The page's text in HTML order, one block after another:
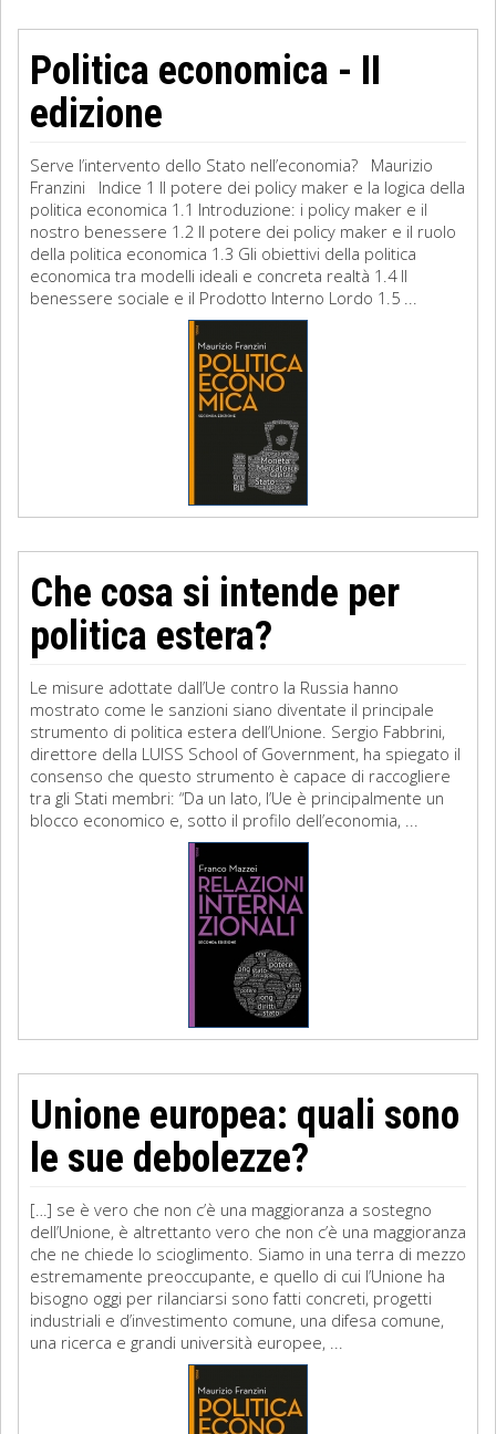
Politica economica - II
edizione
Serve l’intervento dello Stato nell’economia? Maurizio
Franzini Indice 1 Il potere dei policy maker e la logica della
politica economica 1.1 Introduzione: i policy maker e il
nostro benessere 1.2 Il potere dei policy maker e il ruolo
della politica economica 1.3 Gli obiettivi della politica
economica tra modelli ideali e concreta realtà 1.4 Il
benessere sociale e il Prodotto Interno Lordo 1.5 ...
Che cosa si intende per
politica estera?
Le misure adottate dall’Ue contro la Russia hanno
mostrato come le sanzioni siano diventate il principale
strumento di politica estera dell’Unione. Sergio Fabbrini,
direttore della LUISS School of Government, ha spiegato il
consenso che questo strumento è capace di raccogliere
tra gli Stati membri: “Da un lato, l’Ue è principalmente un
blocco economico e, sotto il profilo dell’economia, ...
Unione europea: quali sono
le sue debolezze?
[…] se è vero che non c’è una maggioranza a sostegno
dell’Unione, è altrettanto vero che non c’è una maggioranza
che ne chiede lo scioglimento. Siamo in una terra di mezzo
estremamente preoccupante, e quello di cui l’Unione ha
bisogno oggi per rilanciarsi sono fatti concreti, progetti
industriali e d’investimento comune, una difesa comune,
una ricerca e grandi università europee, ...